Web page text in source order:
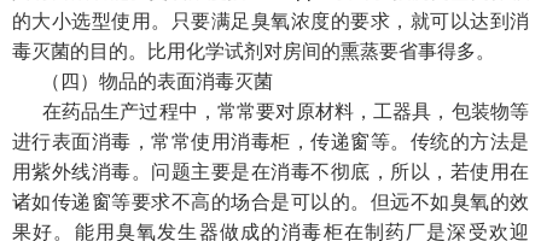
的大小选型使用。只要满足臭氧浓度的要求，就可以达到消
毒灭菌的目的。比用化学试剂对房间的熏蒸要省事得多。
（四）物品的表面消毒灭菌
在药品生产过程中，常常要对原材料，工器具，包装物等
进行表面消毒，常常使用消毒柜，传递窗等。传统的方法是
用紫外线消毒。问题主要是在消毒不彻底，所以，若使用在
诸如传递窗等要求不高的场合是可以的。但远不如臭氧的效
果好。能用臭氧发生器做成的消毒柜在制药厂是深受欢迎